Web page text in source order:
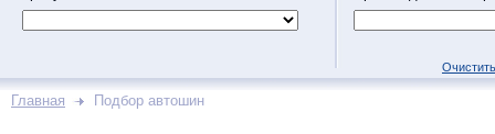
Главная Подбор автошин